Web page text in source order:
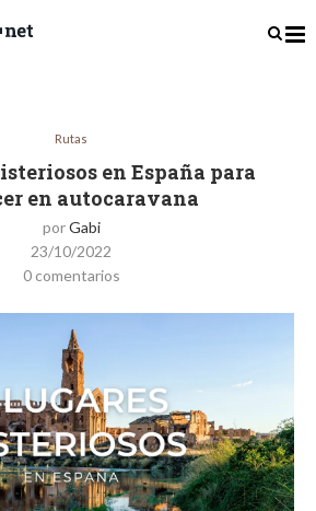
Rutas
en España para
en autocaravana
porGabi
23/10/2022
0 comentarios